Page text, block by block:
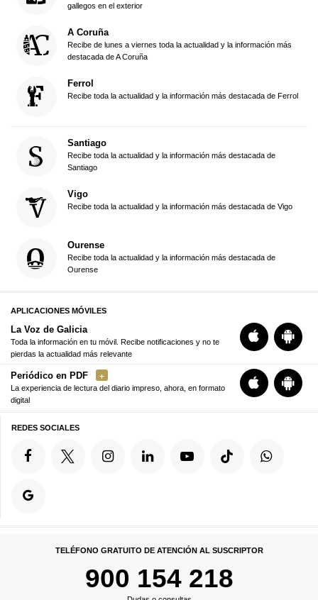
gallegos en el exterior
A Coruña
Recibe de lunes a viernes toda la actualidad y la información más
destacada de A Coruña
Ferrol
Recibe toda la actualidad y la información más destacada de Ferrol
Santiago
Recibe toda la actualidad y la información más destacada de
Santiago
Vigo
Recibe toda la actualidad y la información más destacada de Vigo
Ourense
Recibe toda la actualidad y la información más destacada de
Ourense
APLICACIONES MÓVILES
La Voz de Galicia
Toda la información en tu móvil. Recibe notificaciones y no te
pierdas la actualidad más relevante
Periódico en PDF
La experiencia de lectura del diario impreso, ahora, en formato
digital
REDES SOCIALES
TELÉFONO GRATUITO DE ATENCIÓN AL SUSCRIPTOR
900 154 218